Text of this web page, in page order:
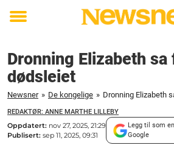
Toggle
Dronning Elizabeth
dødsleiet
Newsner » De kongelige » Dronning Elizabeth
REDAKTØR: ANNE MARTHE LILLEBY
Oppdatert: nov 27, 2025, 21:29
Publisert: sep 11, 2025, 09:31
Legg til som
Google